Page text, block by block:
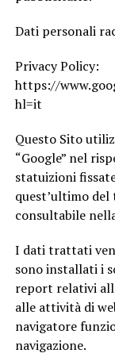
Dati personali
Privacy Policy:
https://
hl=it
Questo Sito
“Google” nel
statuizioni
quest’ultimo
consultabile
I dati trattati
sono installati i
report relativi
alle attività di
navigatore
navigazione.